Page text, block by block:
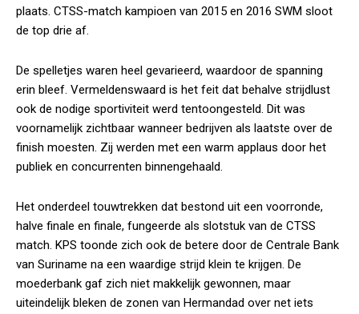
plaats. CTSS-match kampioen van 2015 en 2016 SWM sloot
de top drie af.
De spelletjes waren heel gevarieerd, waardoor de spanning
erin bleef. Vermeldenswaard is het feit dat behalve strijdlust
ook de nodige sportiviteit werd tentoongesteld. Dit was
voornamelijk zichtbaar wanneer bedrijven als laatste over de
finish moesten. Zij werden met een warm applaus door het
publiek en concurrenten binnengehaald.
Het onderdeel touwtrekken dat bestond uit een voorronde,
halve finale en finale, fungeerde als slotstuk van de CTSS
match. KPS toonde zich ook de betere door de Centrale Bank
van Suriname na een waardige strijd klein te krijgen. De
moederbank gaf zich niet makkelijk gewonnen, maar
uiteindelijk bleken de zonen van Hermandad over net iets